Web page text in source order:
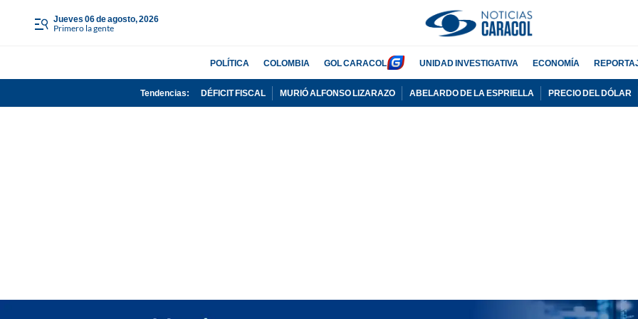
jueves 06 de agosto, 2026
Primero la gente
POLÍTICA COLOMBIA GOL CARACOL UNIDAD INVESTIGATIVA ECONOMÍA
Tendencias: DÉFICIT FISCAL MURIÓ ALFONSO LIZARAZO ABELARDO DE LA ESPRIELLA PRECIO DEL DÓLAR